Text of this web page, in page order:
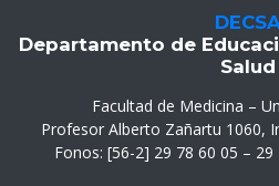
Departamento de
Salud
Facultad de Medicina –
Profesor Alberto Zañartu 1060,
Fonos: [56-2] 29 78 60 05 –